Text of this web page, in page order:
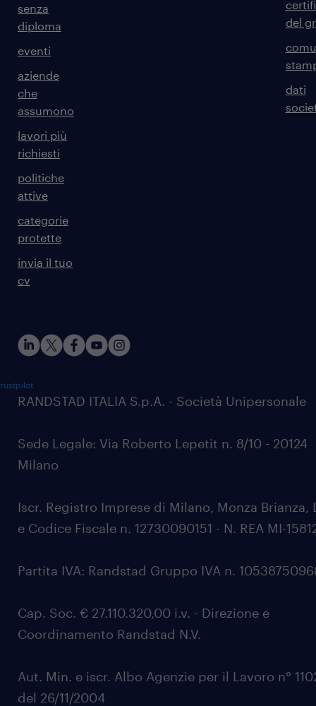
senza
diploma
eventi
aziende
che
assumono
lavori più
richiesti
politiche
attive
categorie
protette
invia il tuo
cv
del
dati
RANDSTAD ITALIA S.p.A. - Società Unipersonale
Sede Legale: Via Roberto Lepetit n. 8/10 - 20124
Milano
Iscr. Registro Imprese di Milano, Monza Brianza,
e Codice Fiscale n. 12730090151 - N. REA MI-
Partita IVA: Randstad Gruppo IVA n.
Cap. Soc. € 27.110.320,00 i.v. - Direzione e
Coordinamento Randstad N.V.
Aut. Min. e iscr. Albo Agenzie per il Lavoro n°
del 26/11/2004